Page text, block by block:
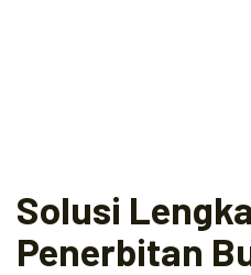
Solusi
Penerbitan